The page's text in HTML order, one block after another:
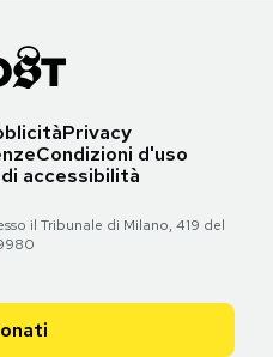
Privacy
Condizioni d'uso
accessibilità
il Tribunale di Milano, 419 del